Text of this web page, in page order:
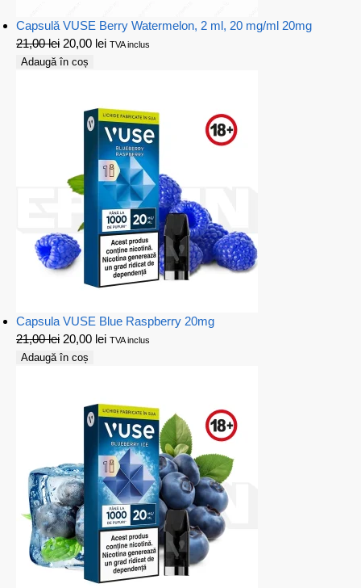
Capsulă VUSE Berry Watermelon, 2 ml, 20 mg/ml 20mg
21,00lei 20,00 lei TVA inclus
Adaugă în coș
Capsula VUSE Blue Raspberry 20mg
21,00lei 20,00 lei TVA inclus
Adaugă în coș